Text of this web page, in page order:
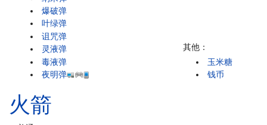
爆破弹
叶绿弹
诅咒弹
灵液弹
毒液弹
夜明弹
其他：
玉米糖
钱币
火箭